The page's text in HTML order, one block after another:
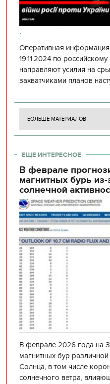
.
Оперативная
19.11.2024 по
направляют усилия на
захватчиками планов
боевых ст
БОЛЬШЕ МАТЕРИАЛОВ
ЕЩЕ ИНТЕРЕСНОЕ
В феврале
магнитных бурь
солнечной
В феврале 2026 года на
магнитных бур различной
Солнца, в том числе
солнечного ветра,